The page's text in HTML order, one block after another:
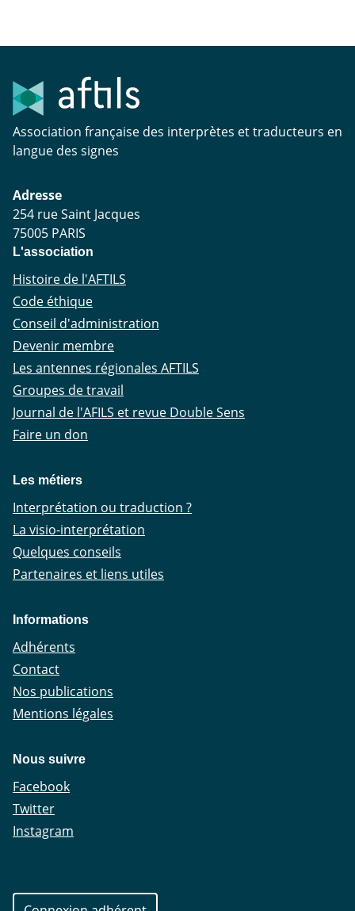
Association française des interprètes et traducteurs en
langue des signes
Adresse
254 rue Saint Jacques
75005 PARIS
L'association
Histoire de l'AFTILS
Code éthique
Conseil d'administration
Devenir membre
Les antennes régionales AFTILS
Groupes de travail
Journal de l'AFILS et revue Double Sens
Faire un don
Les métiers
Interprétation ou traduction ?
La visio-interprétation
Quelques conseils
Partenaires et liens utiles
Informations
Adhérents
Contact
Nos publications
Mentions légales
Nous suivre
Facebook
Twitter
Instagram